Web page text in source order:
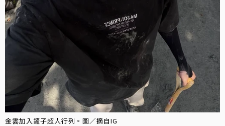
金雲加入鏟子超人行列。圖／摘自IG